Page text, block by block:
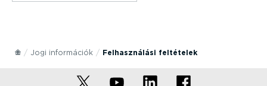
Jogi információk Felhasz­nálási feltételek